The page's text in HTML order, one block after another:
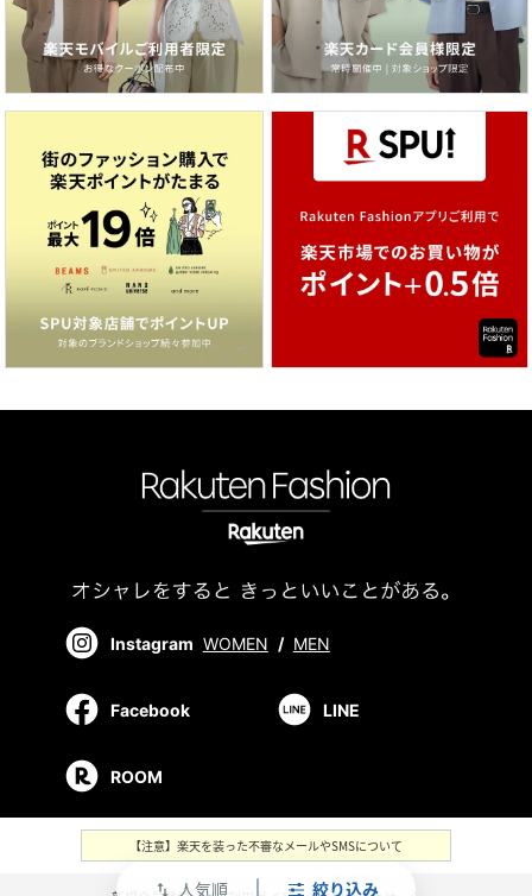
swap_vert 人気順 絞り込み
Instagram WOMEN / MEN
Facebook LINE
ROOM
【注意】楽天を装った不審なメールやSMSについて